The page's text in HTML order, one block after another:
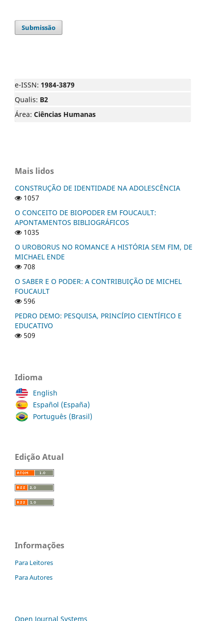
Submissão
e-ISSN: 1984-3879
Qualis: B2
Área: Ciências Humanas
Mais lidos
CONSTRUÇÃO DE IDENTIDADE NA ADOLESCÊNCIA
1057
O CONCEITO DE BIOPODER EM FOUCAULT:
APONTAMENTOS BIBLIOGRÁFICOS
1035
O UROBORUS NO ROMANCE A HISTÓRIA SEM FIM, DE
MICHAEL ENDE
708
O SABER E O PODER: A CONTRIBUIÇÃO DE MICHEL
FOUCAULT
596
PEDRO DEMO: PESQUISA, PRINCÍPIO CIENTÍFICO E
EDUCATIVO
509
Idioma
English
Español (España)
Português (Brasil)
Edição Atual
Informações
Para Leitores
Para Autores
Open Journal Systems